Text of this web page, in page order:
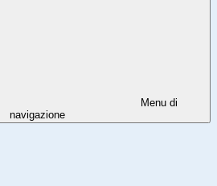
Menu di
navigazione